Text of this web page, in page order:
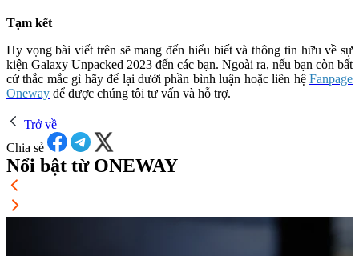
Tạm kết
Hy vọng bài viết trên sẽ mang đến hiểu biết và thông tin hữu về sự
kiện Galaxy Unpacked 2023 đến các bạn. Ngoài ra, nếu bạn còn bất
cứ thắc mắc gì hãy để lại dưới phần bình luận hoặc liên hệ Fanpage
Oneway để được chúng tôi tư vấn và hỗ trợ.
Trở về
Chia sẻ
Nổi bật từ ONEWAY